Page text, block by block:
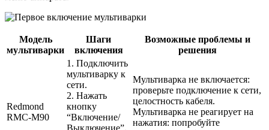
Модель
мультиварки
Шаги
включения
Возможные проблемы и
решения
Redmond
RMC-M90
1. Подключить
мультиварку к
сети.
2. Нажать
кнопку
“Включение/
Мультиварка не включается:
проверьте подключение к сети,
целостность кабеля.
Мультиварка не реагирует на
нажатия: попробуйте